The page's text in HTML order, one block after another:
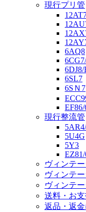
現行プリ管
6AQ8
6DJ8/
6SL7
6SＮ7
EF86/
現行整流管
5U4G
5Y3
ヴィンテ
ヴィンテ
ヴィンテ
送料・お
返品・返